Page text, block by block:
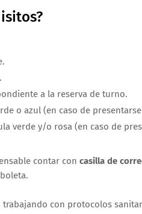
a la reserva de turno.
o azul (en caso de
verde y/o rosa (en caso de
contar con casilla de
trabajando con protocolos